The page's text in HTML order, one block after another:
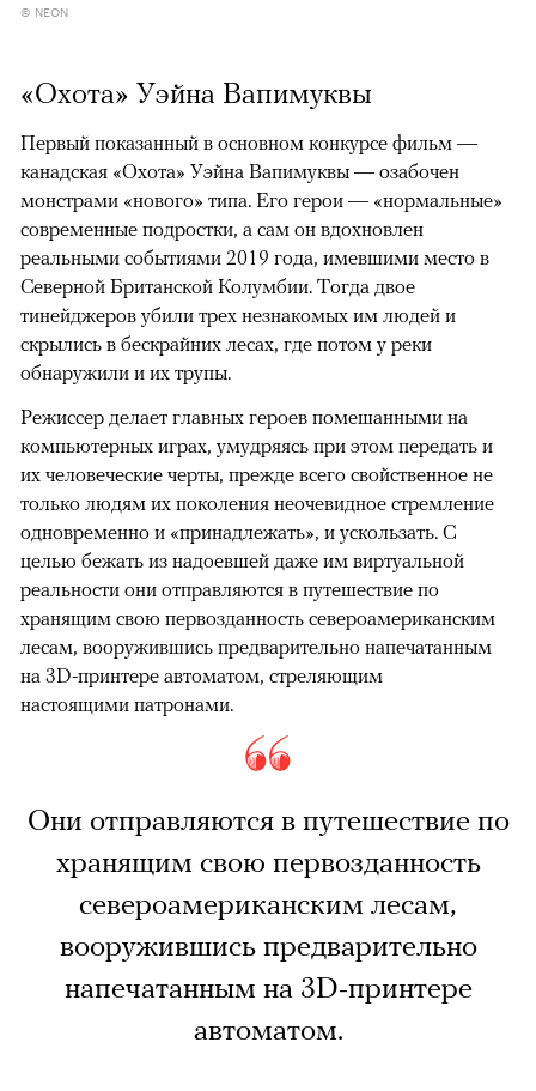
© NEON
«Охота» Уэйна Вапимуквы
Первый показанный в основном конкурсе фильм —
канадская «Охота» Уэйна Вапимуквы — озабочен
монстрами «нового» типа. Его герои — «нормальные»
современные подростки, а сам он вдохновлен
реальными событиями 2019 года, имевшими место в
Северной Британской Колумбии. Тогда двое
тинейджеров убили трех незнакомых им людей и
скрылись в бескрайних лесах, где потом у реки
обнаружили и их трупы.
Режиссер делает главных героев помешанными на
компьютерных играх, умудряясь при этом передать и
их человеческие черты, прежде всего свойственное не
только людям их поколения неочевидное стремление
одновременно и «принадлежать», и ускользать. С
целью бежать из надоевшей даже им виртуальной
реальности они отправляются в путешествие по
хранящим свою первозданность североамериканским
лесам, вооружившись предварительно напечатанным
на 3D-принтере автоматом, стреляющим
настоящими патронами.
Они отправляются в путешествие по
хранящим свою первозданность
североамериканским лесам,
вооружившись предварительно
напечатанным на 3D-принтере
автоматом.